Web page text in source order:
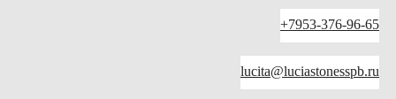
+7953-376-96-65
lucita@luciastonesspb.ru